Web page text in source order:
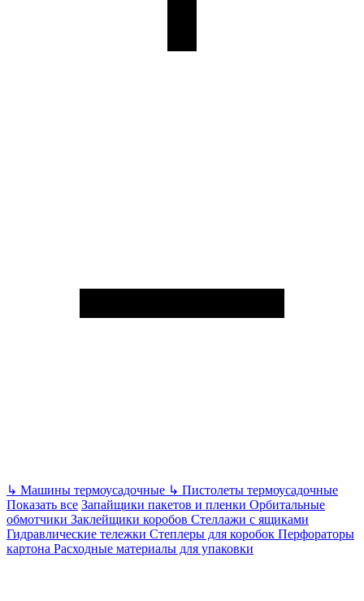
↳ Машины термоусадочные ↳ Пистолеты термоусадочные
Показать все Запайщики пакетов и пленки Орбитальные
обмотчики Заклейщики коробов Стеллажи с ящиками
Гидравлические тележки Степлеры для коробок Перфораторы
картона Расходные материалы для упаковки